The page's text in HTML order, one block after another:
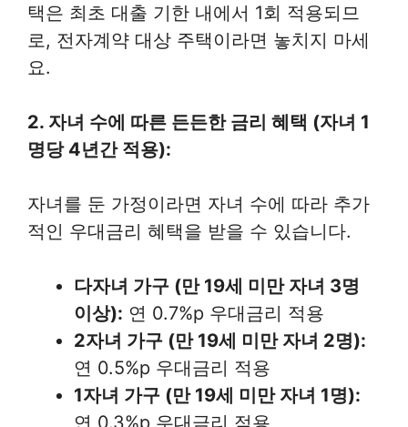
택은 최초 대출 기한 내에서 1회 적용되므
로, 전자계약 대상 주택이라면 놓치지 마세
요.
2. 자녀 수에 따른 든든한 금리 혜택 (자녀 1
명당 4년간 적용):
자녀를 둔 가정이라면 자녀 수에 따라 추가
적인 우대금리 혜택을 받을 수 있습니다.
다자녀 가구 (만 19세 미만 자녀 3명
이상): 연 0.7%p 우대금리 적용
2자녀 가구 (만 19세 미만 자녀 2명):
연 0.5%p 우대금리 적용
1자녀 가구 (만 19세 미만 자녀 1명):
연 0.3%p 우대금리 적용